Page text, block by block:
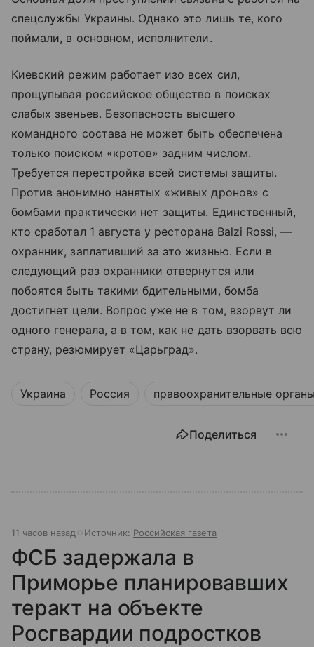
спецслужбы Украины. Однако это лишь те, кого
поймали, в основном, исполнители.
Киевский режим работает изо всех сил,
прощупывая российское общество в поисках
слабых звеньев. Безопасность высшего
командного состава не может быть обеспечена
только поиском «кротов» задним числом.
Требуется перестройка всей системы защиты.
Против анонимно нанятых «живых дронов» с
бомбами практически нет защиты. Единственный,
кто сработал 1 августа у ресторана Balzi Rossi, —
охранник, заплативший за это жизнью. Если в
следующий раз охранники отвернутся или
побоятся быть такими бдительными, бомба
достигнет цели. Вопрос уже не в том, взорвут ли
одного генерала, а в том, как не дать взорвать всю
страну, резюмирует «Царьград».
Украина Россия правоохранительные
Поделиться
11 часов назад Источник: Российская газета
ФСБ задержала в
Приморье планировавших
теракт на объекте
Росгвардии подростков